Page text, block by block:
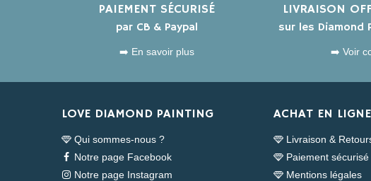
PAIEMENT SÉCURISÉ
par CB & Paypal
➡️ En savoir plus
LIVRAISON
sur les Diamond
➡️ Voir
LOVE DIAMOND PAINTING
Qui sommes-nous ?
Notre page Facebook
Notre page Instagram
ACHAT EN LIGNE
Livraison &
Paiement sécurisé
Mentions légales